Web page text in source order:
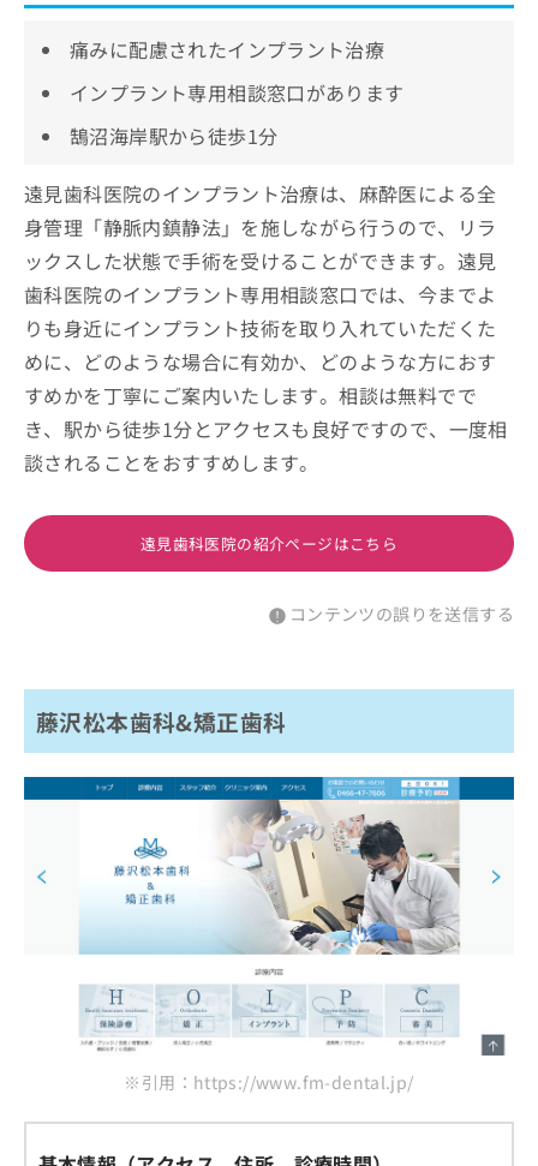
痛みに配慮されたインプラント治療
インプラント専用相談窓口があります
鵠沼海岸駅から徒歩1分
遠見歯科医院のインプラント治療は、麻酔医による全
身管理「静脈内鎮静法」を施しながら行うので、リラ
ックスした状態で手術を受けることができます。遠見
歯科医院のインプラント専用相談窓口では、今までよ
りも身近にインプラント技術を取り入れていただくた
めに、どのような場合に有効か、どのような方におす
すめかを丁寧にご案内いたします。相談は無料でで
き、駅から徒歩1分とアクセスも良好ですので、一度相
談されることをおすすめします。
遠見歯科医院の紹介ページはこちら
コンテンツの誤りを送信する
藤沢松本歯科&矯正歯科
※引用：https://www.fm-dental.jp/